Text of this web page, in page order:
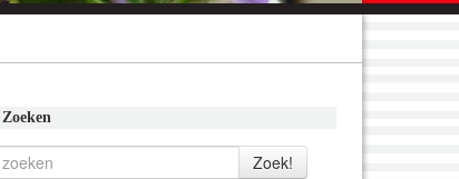
Zoeken